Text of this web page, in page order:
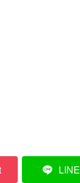
LINE